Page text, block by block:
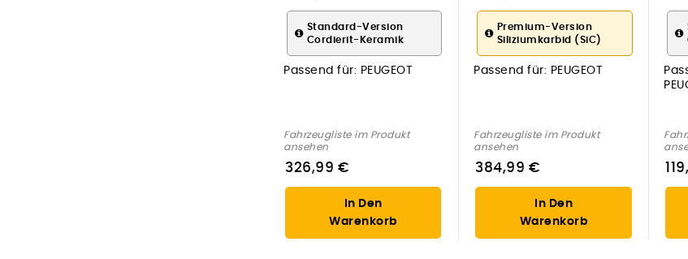
Abgasanlage für PEUGEOT
Standard-Version
Cordierit-Keramik
Passend für: PEUGEOT
Fahrzeugliste im Produkt
ansehen
326,99 €
In Den
Warenkorb
Abgasanlage für PEUGEOT
Premium-Version
Siliziumkarbid (SiC)
Passend für: PEUGEOT
Fahrzeugliste im Produkt
ansehen
384,99 €
In Den
Warenkorb